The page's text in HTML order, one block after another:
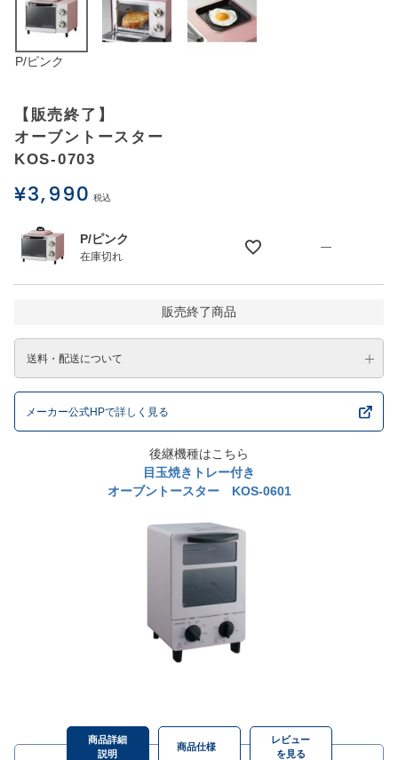
ログイン
P/ピンク
【販売終了】
オーブントースター
KOS-0703
¥3,990 税込
P/ピンク
在庫切れ
—
販売終了商品
送料・配送について
メーカー公式HPで詳しく見る
後継機種はこちら
目玉焼きトレー付き
オーブントースター KOS-0601
商品詳細
説明
商品仕様
レビュー
を見る